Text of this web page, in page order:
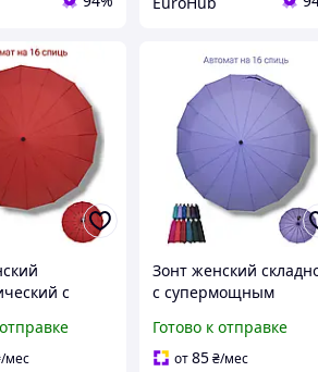
с
и системой
однотонный
/мес
Зонт женский
с супермощным
Автомат. Toprain
Готово к отправке
от85₴/мес